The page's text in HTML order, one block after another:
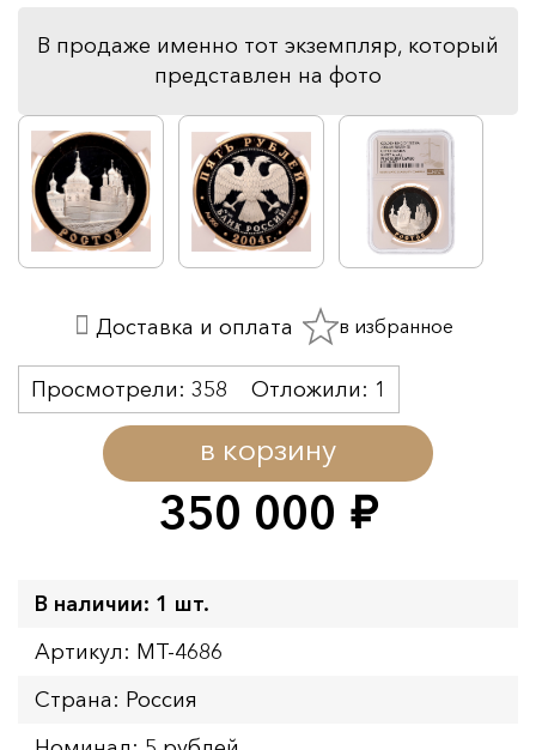
В продаже именно тот экземпляр, который
представлен на фото
350 000 руб.
в корзину
Просмотрели: 358 Отложили: 1
Доставка и оплата в избранное
В наличии: 1 шт.
Артикул: MT-4686
Страна: Россия